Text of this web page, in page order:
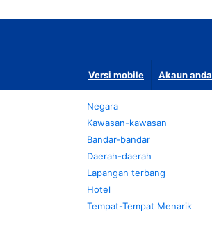
Versi mobile Akaun anda
Negara
Kawasan-kawasan
Bandar-bandar
Daerah-daerah
Lapangan terbang
Hotel
Tempat-Tempat Menarik